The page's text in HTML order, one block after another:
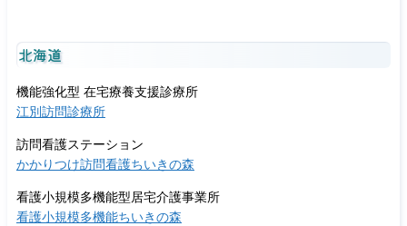
北海道
機能強化型 在宅療養支援診療所
江別訪問診療所
訪問看護ステーション
かかりつけ訪問看護ちいきの森
看護小規模多機能型居宅介護事業所
看護小規模多機能ちいきの森